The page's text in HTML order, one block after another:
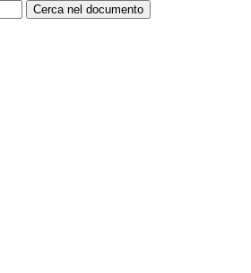
Cerca nel documento